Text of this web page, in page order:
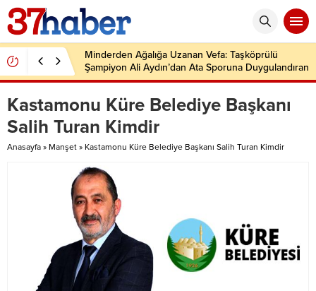
Minderden Ağalığa Uzanan Vefa: Taşköprülü
Şampiyon Ali Aydın’dan Ata Sporuna Duygulandıran
Dönüş
Kastamonu Küre Belediye Başkanı
Salih Turan Kimdir
Anasayfa » Manşet » Kastamonu Küre Belediye Başkanı Salih Turan Kimdir